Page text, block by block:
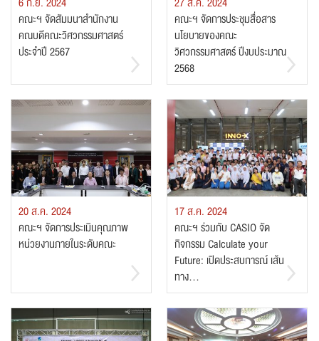
คณะฯ จัดสัมมนาสำนักงาน
คณบดีคณะวิศวกรรมศาสตร์
ประจำปี 2567
คณะฯ จัดการประชุมสื่อสาร
นโยบายของคณะ
วิศวกรรมศาสตร์ ปีงบประมาณ
2568
20 ส.ค. 2024
คณะฯ จัดการประเมินคุณภาพ
หน่วยงานภายในระดับคณะ
17 ส.ค. 2024
คณะฯ ร่วมกับ CASIO จัด
กิจกรรม Calculate your
Future: เปิดประสบการณ์ เส้น
ทาง...